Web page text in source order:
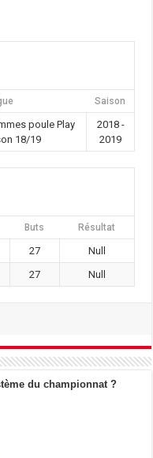
Saison
poule Play
18/19
2018 -
2019
Buts Résultat
27
Null
27 Null
du championnat ?